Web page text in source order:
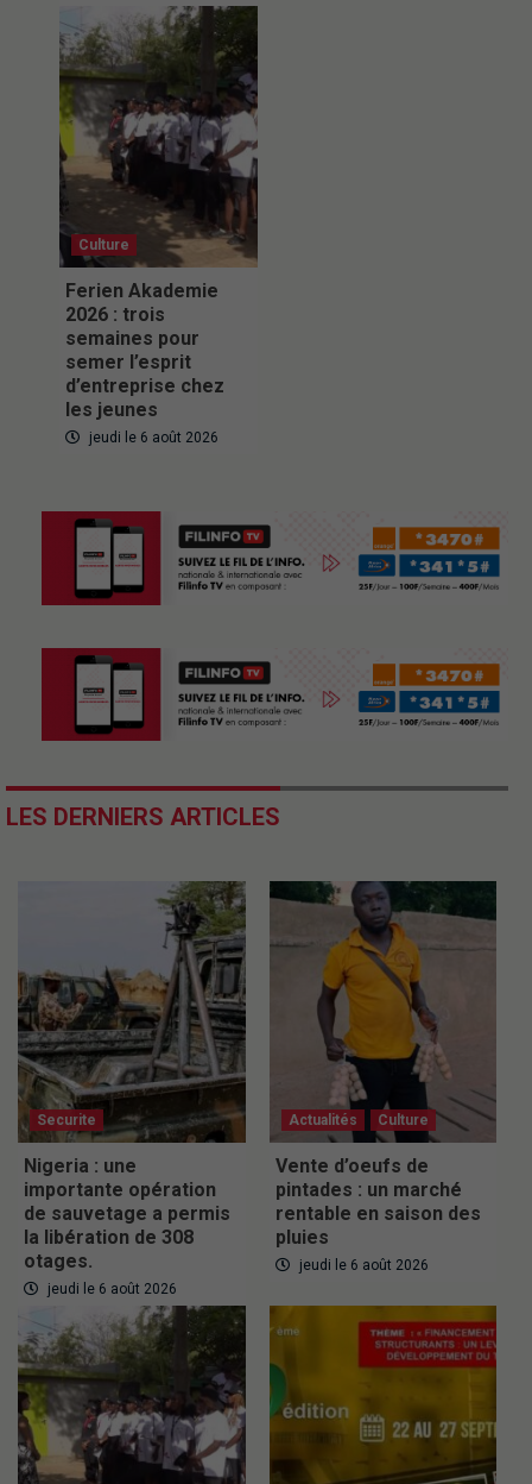
Culture
Ferien Akademie
2026 : trois
semaines pour
semer l’esprit
d’entreprise chez
les jeunes
jeudi le 6 août 2026
LES DERNIERS ARTICLES
Securite
Nigeria : une
importante opération
de sauvetage a permis
la libération de 308
otages.
jeudi le 6 août 2026
Actualités Culture
Vente d’oeufs de
pintades : un marché
rentable en saison des
pluies
jeudi le 6 août 2026